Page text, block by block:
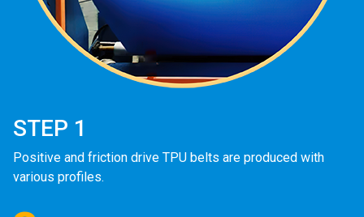
STEP 1
Positive and friction drive TPU belts are produced with
various profiles.